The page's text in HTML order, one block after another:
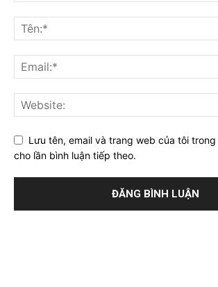
Lưu tên, email và trang web của tôi
cho lần bình luận tiếp theo.